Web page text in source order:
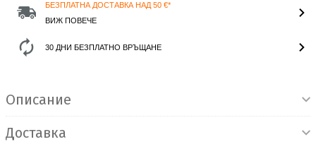
БЕЗПЛАТНА ДОСТАВКА НАД 50 €*
ВИЖ ПОВЕЧЕ
30 ДНИ БЕЗПЛАТНО ВРЪЩАНЕ
Описание
Доставка